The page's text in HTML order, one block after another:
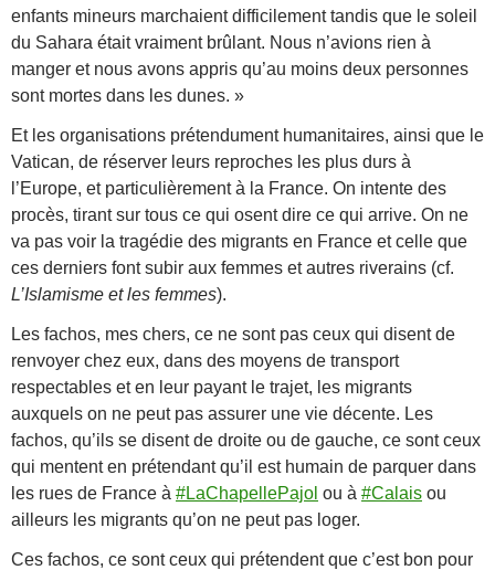
enfants mineurs marchaient difficilement tandis que le soleil
du Sahara était vraiment brûlant. Nous n’avions rien à
manger et nous avons appris qu’au moins deux personnes
sont mortes dans les dunes. »
Et les organisations prétendument humanitaires, ainsi que le
Vatican, de réserver leurs reproches les plus durs à
l’Europe, et particulièrement à la France. On intente des
procès, tirant sur tous ce qui osent dire ce qui arrive. On ne
va pas voir la tragédie des migrants en France et celle que
ces derniers font subir aux femmes et autres riverains (cf.
L’Islamisme et les femmes).
Les fachos, mes chers, ce ne sont pas ceux qui disent de
renvoyer chez eux, dans des moyens de transport
respectables et en leur payant le trajet, les migrants
auxquels on ne peut pas assurer une vie décente. Les
fachos, qu’ils se disent de droite ou de gauche, ce sont ceux
qui mentent en prétendant qu’il est humain de parquer dans
les rues de France à #LaChapellePajol ou à #Calais ou
ailleurs les migrants qu’on ne peut pas loger.
Ces fachos, ce sont ceux qui prétendent que c’est bon pour